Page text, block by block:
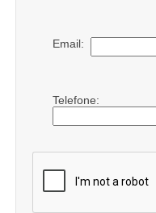
Email:
Telefone: